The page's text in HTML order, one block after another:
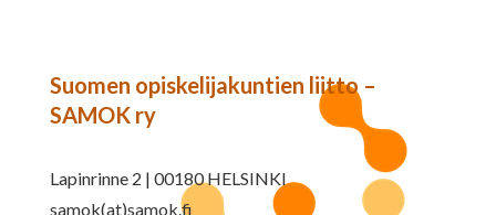
Suomen opiskelijakuntien liitto –
SAMOK ry
Lapinrinne 2 | 00180 HELSINKI
samok(at)samok.fi